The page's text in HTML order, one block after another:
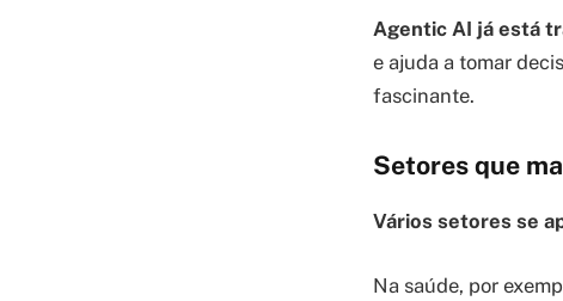
Agentic AI já está
e ajuda a tomar
fascinante.
Setores que
Vários setores se
Na saúde, por